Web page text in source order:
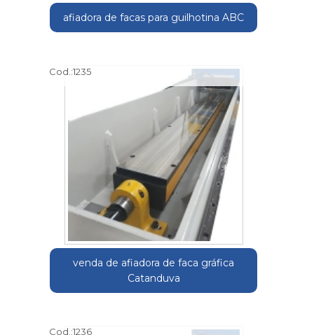
afiadora de facas para guilhotina ABC
Cod.:1235
venda de afiadora de faca gráfica
Catanduva
Cod.:1236